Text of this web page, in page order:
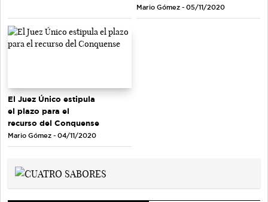
Mario Gómez - 05/11/2020
El Juez Único estipula
el plazo para el
recurso del Conquense
Mario Gómez - 04/11/2020